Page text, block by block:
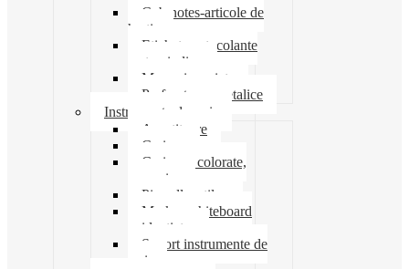
Cub notes-articole de
hartie
Etichete autocolante
carton indigo
Mape si serviete
Perforatoare metalice
Instrumente de scris
Ascutitoare
Carioca
Creioane colorate,
mecanice
Pix roller stilou
Marker whiteboard
evidentiator
Suport instrumente de
scris